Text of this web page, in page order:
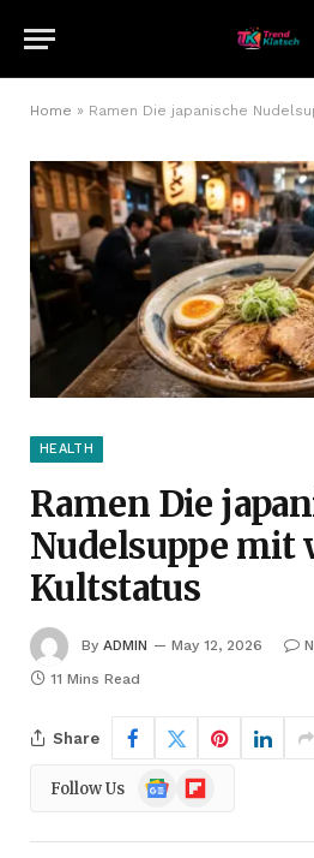
Home » Ramen Die japanische
HEALTH
Ramen Die
Nudelsuppe mit
Kultstatus
By ADMIN May 12, 2026
11 Mins Read
Share
Follow Us
Google
News
Flipboard